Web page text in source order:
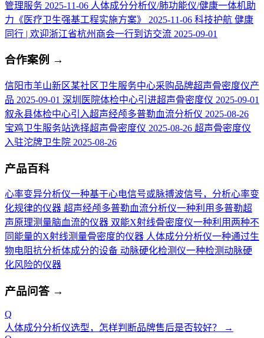
管理服务 2025-11-06 人体成分分析仪/肺功能仪/健康一体机助
力《医疗卫生强基工程实施方案》
2025-11-06 科技护航 健康
同行 | 欢迎浙江省杭州商会一行到访交流 2025-09-01
合作案例 →
信阳市羊山新区某社区卫生服务中心采购品牌超声骨密度仪产
品 2025-09-01 深圳医院体检中心引进超声骨密度仪 2025-09-01
叙永县体检中心引入超声经颅多普勒血流分析仪 2025-08-26
宝鸡卫生服务站选择超声骨密度仪 2025-08-26 超声骨密度仪
入驻沱牌卫生院 2025-08-26
产品百科
心率变异分析仪一种基于心电信号或脉搏波信号，分析心率变
化规律的仪器 超声经颅多普勒血流分析仪一种利用多普勒超
声原理测量脑血流的仪器 双能X射线骨密度仪一种利用两种不
同能量的X射线测量骨密度的仪器 人体成分分析仪一种通过生
物电阻抗分析体成分的设备 动脉硬化检测仪一种检测动脉硬
化风险的仪器
产品问答 →
Q
人体成分分析仪选型，怎样判断品牌售后是否较好？
→